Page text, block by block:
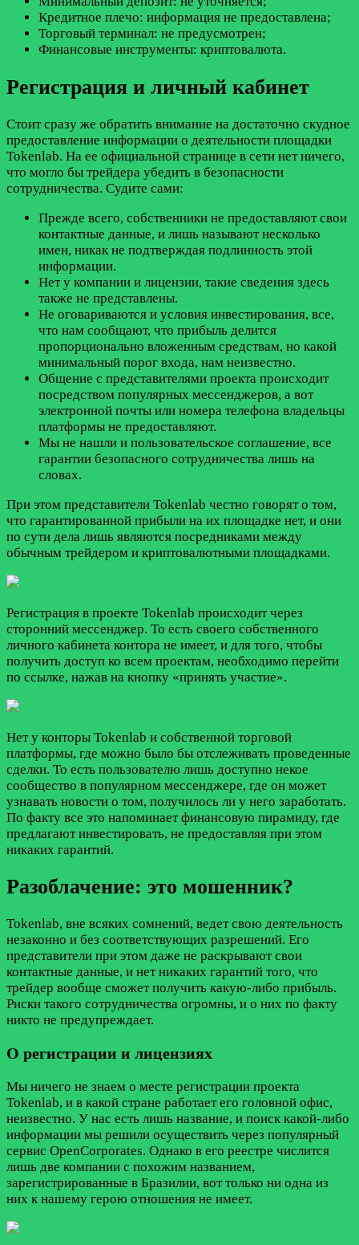
Кредитное плечо: информация не предоставлена;
Торговый терминал: не предусмотрен;
Финансовые инструменты: криптовалюта.
Регистрация и личный кабинет
Стоит сразу же обратить внимание на достаточно скудное
предоставление информации о деятельности площадки
Tokenlab. На ее официальной странице в сети нет ничего,
что могло бы трейдера убедить в безопасности
сотрудничества. Судите сами:
Прежде всего, собственники не предоставляют свои
контактные данные, и лишь называют несколько
имен, никак не подтверждая подлинность этой
информации.
Нет у компании и лицензии, такие сведения здесь
также не представлены.
Не оговариваются и условия инвестирования, все,
что нам сообщают, что прибыль делится
пропорционально вложенным средствам, но какой
минимальный порог входа, нам неизвестно.
Общение с представителями проекта происходит
посредством популярных мессенджеров, а вот
электронной почты или номера телефона владельцы
платформы не предоставляют.
Мы не нашли и пользовательское соглашение, все
гарантии безопасного сотрудничества лишь на
словах.
При этом представители Tokenlab честно говорят о том,
что гарантированной прибыли на их площадке нет, и они
по сути дела лишь являются посредниками между
обычным трейдером и криптовалютными площадками.
Регистрация в проекте Tokenlab происходит через
сторонний мессенджер. То есть своего собственного
личного кабинета контора не имеет, и для того, чтобы
получить доступ ко всем проектам, необходимо перейти
по ссылке, нажав на кнопку «принять участие».
Нет у конторы Tokenlab и собственной торговой
платформы, где можно было бы отслеживать проведенные
сделки. То есть пользователю лишь доступно некое
сообщество в популярном мессенджере, где он может
узнавать новости о том, получилось ли у него заработать.
По факту все это напоминает финансовую пирамиду, где
предлагают инвестировать, не предоставляя при этом
никаких гарантий.
Разоблачение: это мошенник?
Tokenlab, вне всяких сомнений, ведет свою деятельность
незаконно и без соответствующих разрешений. Его
представители при этом даже не раскрывают свои
контактные данные, и нет никаких гарантий того, что
трейдер вообще сможет получить какую-либо прибыль.
Риски такого сотрудничества огромны, и о них по факту
никто не предупреждает.
О регистрации и лицензиях
Мы ничего не знаем о месте регистрации проекта
Tokenlab, и в какой стране работает его головной офис,
неизвестно. У нас есть лишь название, и поиск какой-либо
информации мы решили осуществить через популярный
сервис OpenCorporates. Однако в его реестре числится
лишь две компании с похожим названием,
зарегистрированные в Бразилии, вот только ни одна из
них к нашему герою отношения не имеет.